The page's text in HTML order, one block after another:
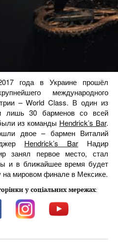
года в Украине прошёл
международного
– World Class. В один из
лишь 30 барменов со всей
из команды Hendrick’s Bar.
двое – бармен Виталий
Hendrick’s Bar Надир
занял первое место, стал
и в ближайшее время будет
на мировом финале в Мексике.
у соціальних мережах: